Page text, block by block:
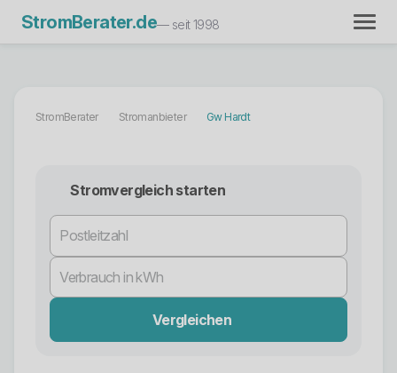
StromBerater.de— seit 1998
StromBerater Stromanbieter Gw Hardt
Stromvergleich starten
Vergleichen